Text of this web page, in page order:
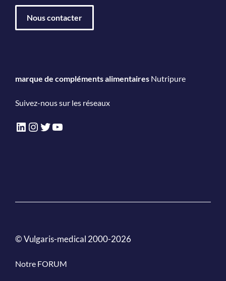
Nous contacter
marque de compléments alimentaires Nutripure
Suivez-nous sur les réseaux
LinkedIn
Instagram
Twitter
YouTube
© Vulgaris-medical 2000-2026
Notre FORUM